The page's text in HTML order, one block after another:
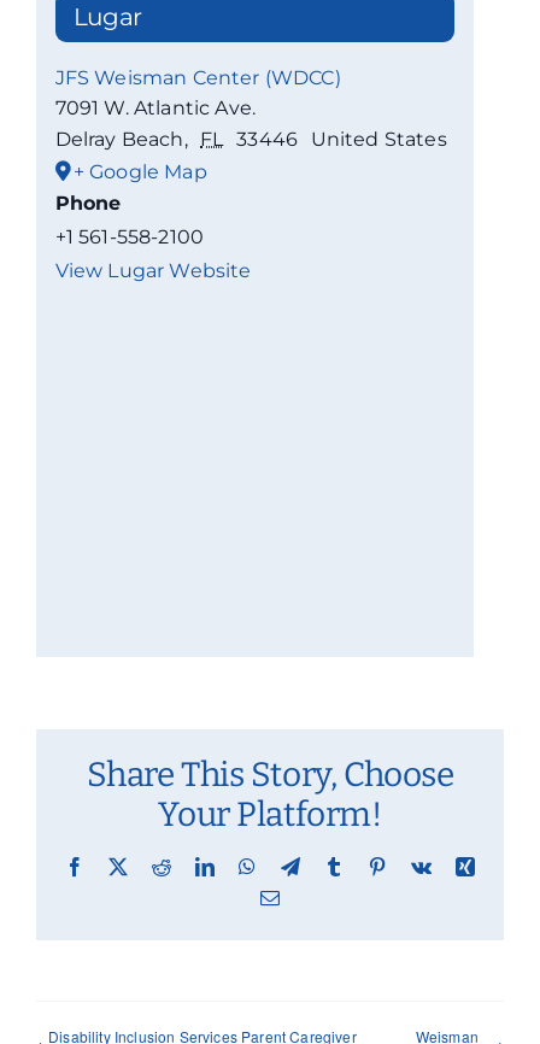
Lugar
JFS Weisman Center (WDCC)
7091 W. Atlantic Ave.
Delray Beach, FL 33446
United States
+ Google Map
Phone
+1 561-558-2100
View Lugar Website
Share This Story, Choose
Your Platform!
Facebook
X RedditLinkedInWhatsApp
TelegramTumblr Pinterest
Vk
Xing
Email
Disability Inclusion Services Parent Caregiver Weisman